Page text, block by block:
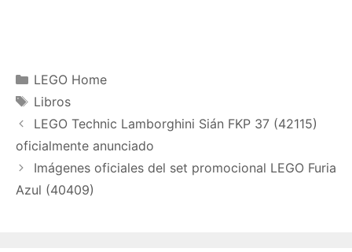
Categories
LEGO Home
Tags
Libros
LEGO Technic Lamborghini Sián FKP 37 (42115)
oficialmente anunciado
Imágenes oficiales del set promocional LEGO Furia
Azul (40409)